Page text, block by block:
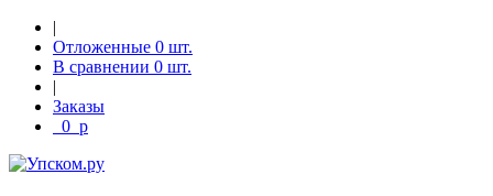
|
Отложенные 0 шт.
В сравнении 0 шт.
|
Заказы
0 p